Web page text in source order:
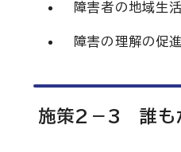
障害者の地域生
障害の理解の促進
施策2－3 誰も